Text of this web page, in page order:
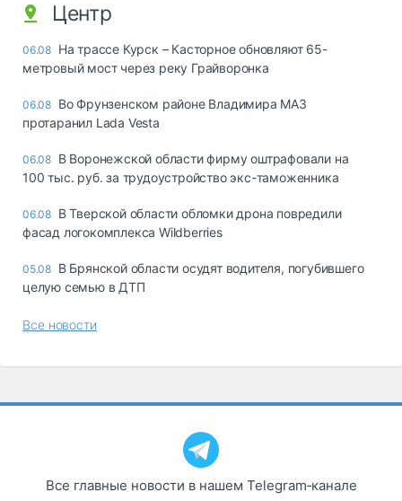
Центр
06.08 На трассе Курск – Касторное обновляют 65-
метровый мост через реку Грайворонка
06.08 Во Фрунзенском районе Владимира МАЗ
протаранил Lada Vesta
06.08 В Воронежской области фирму оштрафовали на
100 тыс. руб. за трудоустройство экс-таможенника
06.08 В Тверской области обломки дрона повредили
фасад логокомплекса Wildberries
05.08 В Брянской области осудят водителя, погубившего
целую семью в ДТП
Все новости
Все главные новости в нашем Telegram‑канале